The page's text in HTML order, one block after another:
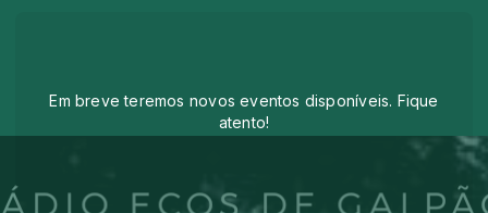
Em breve teremos novos eventos disponíveis. Fique
atento!